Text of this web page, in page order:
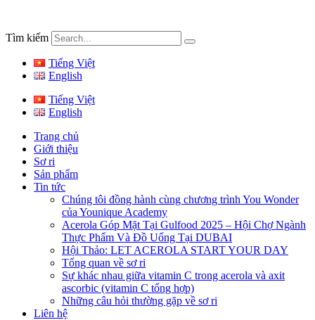
Tìm kiếm
Tiếng Việt
English
Tiếng Việt
English
Trang chủ
Giới thiệu
Sơ ri
Sản phẩm
Tin tức
Chúng tôi đồng hành cùng chương trình You Wonder
của Younique Academy
Acerola Góp Mặt Tại Gulfood 2025 – Hội Chợ Ngành
Thực Phẩm Và Đồ Uống Tại DUBAI
Hội Thảo: LET ACEROLA START YOUR DAY
Tổng quan về sơ ri
Sự khác nhau giữa vitamin C trong acerola và axit
ascorbic (vitamin C tổng hợp)
Những câu hỏi thường gặp về sơ ri
Liên hệ